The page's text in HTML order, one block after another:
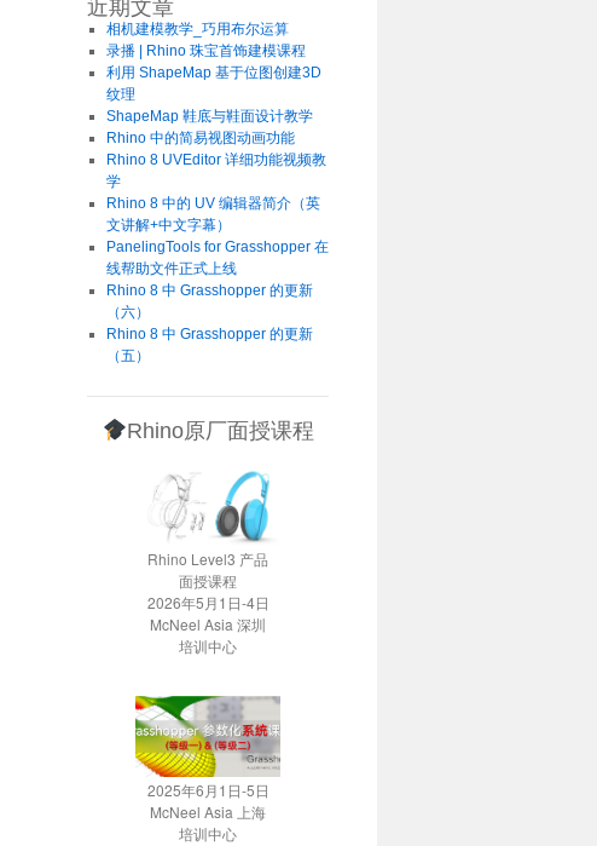
近期文章
相机建模教学_巧用布尔运算
录播 | Rhino 珠宝首饰建模课程
利用 ShapeMap 基于位图创建3D
纹理
ShapeMap 鞋底与鞋面设计教学
Rhino 中的简易视图动画功能
Rhino 8 UVEditor 详细功能视频教
学
Rhino 8 中的 UV 编辑器简介（英
文讲解+中文字幕）
PanelingTools for Grasshopper 在
线帮助文件正式上线
Rhino 8 中 Grasshopper 的更新
（六）
Rhino 8 中 Grasshopper 的更新
（五）
Rhino原厂面授课程
Rhino Level3 产品
面授课程
2026年5月1日-4日
McNeel Asia 深圳
培训中心
2025年6月1日-5日
McNeel Asia 上海
培训中心